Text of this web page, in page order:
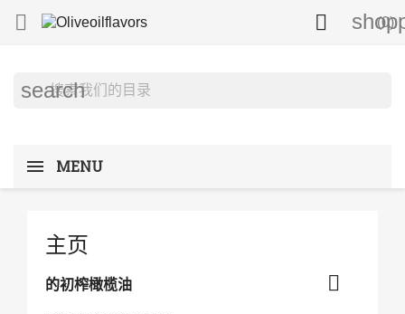
 (0)

search
MENU
主页
的初榨橄榄油 